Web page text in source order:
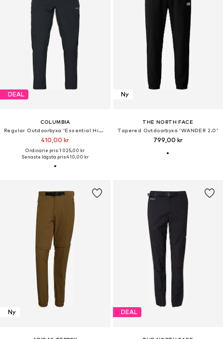
DEAL
COLUMBIA
Regular Outdoorbyxa 'Essential Hike'
410,00 kr
Ordinarie pris: 1 025,00 kr
Senaste lägsta pris:410,00 kr
Ny
THE NORTH FACE
Tapered Outdoorbyxa 'WANDER 2.0'
799,00 kr
Ny DEAL